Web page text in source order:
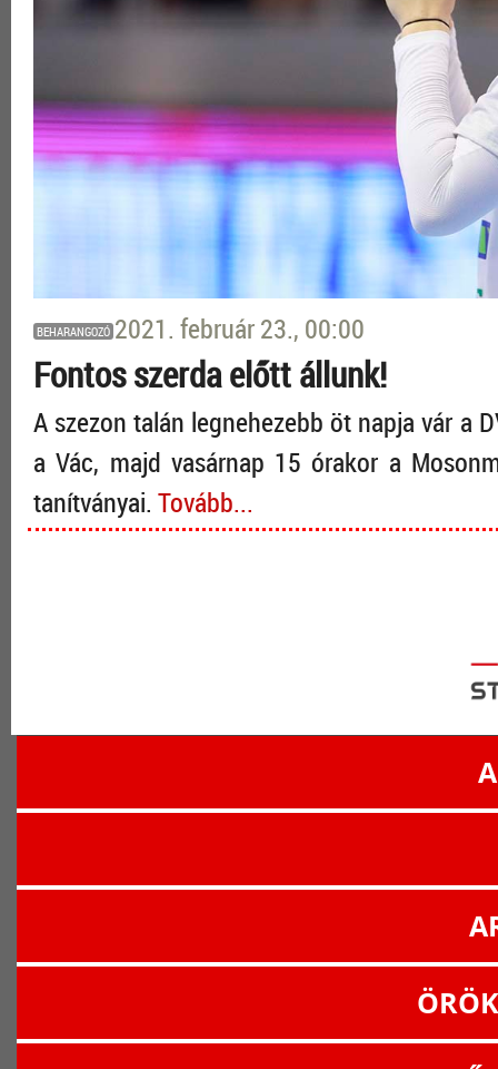
BEHARANGOZÓ 2021. február 23., 00:00
Fontos szerda előtt állunk!
A szezon talán legnehezebb öt napja vár a
a Vác, majd vasárnap 15 órakor a
tanítványai. Tovább...